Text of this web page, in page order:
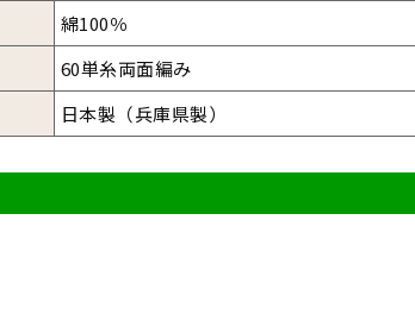
綿100％
60単糸両面編み
日本製（兵庫県製）